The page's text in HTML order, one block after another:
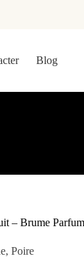
Blog
– Brume
Poire